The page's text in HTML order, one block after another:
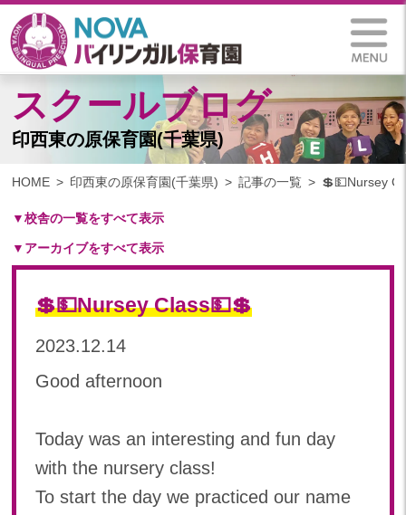
スクールブログ
印西東の原保育園(千葉県)
HOME 印西東の原保育園(千葉県) 記事の一覧 💲💵Nursey
▼校舎の一覧をすべて表示
札幌保育園（北海道）
仙台八木山保育園（宮城県）
仙台富沢保育園（宮城県）
つくば西平塚保育園(茨城県)
札幌東雁来保育園(北海道)
▼アーカイブをすべて表示
2024年 11月(10)
2024年 10月(20)
2024年 08月(21)
2024年 06月(19)
2024年 05月(20)
2024年 04月(20)
💲💵Nursey Class💵💲
2023.12.14
Good afternoon
Today was an interesting and fun day
with the nursery class!
To start the day we practiced our name